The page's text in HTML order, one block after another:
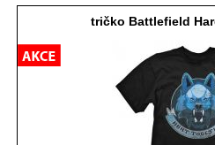
tričko Battlefield